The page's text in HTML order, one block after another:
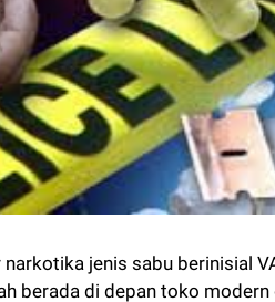
narkotika jenis sabu berinisial
berada di depan toko modern